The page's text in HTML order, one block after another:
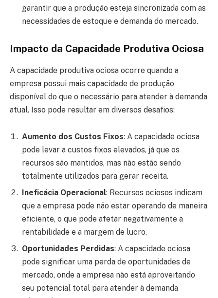
garantir que a produção esteja sincronizada com as
necessidades de estoque e demanda do mercado.
Impacto da Capacidade Produtiva Ociosa
A capacidade produtiva ociosa ocorre quando a
empresa possui mais capacidade de produção
disponível do que o necessário para atender à demanda
atual. Isso pode resultar em diversos desafios:
Aumento dos Custos Fixos: A capacidade ociosa
pode levar a custos fixos elevados, já que os
recursos são mantidos, mas não estão sendo
totalmente utilizados para gerar receita.
Ineficácia Operacional: Recursos ociosos indicam
que a empresa pode não estar operando de maneira
eficiente, o que pode afetar negativamente a
rentabilidade e a margem de lucro.
Oportunidades Perdidas: A capacidade ociosa
pode significar uma perda de oportunidades de
mercado, onde a empresa não está aproveitando
seu potencial total para atender à demanda